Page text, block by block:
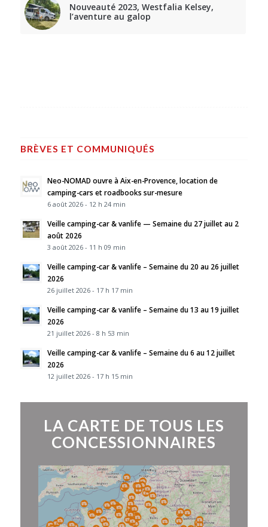
Nouveauté 2023, Westfalia Kelsey,
l’aventure au galop
BRÈVES ET COMMUNIQUÉS
Neo-NOMAD ouvre à Aix-en-Provence, location de
camping-cars et roadbooks sur-mesure
6 août 2026 - 12 h 24 min
Veille camping-car & vanlife — Semaine du 27 juillet au 2
août 2026
3 août 2026 - 11 h 09 min
Veille camping-car & vanlife – Semaine du 20 au 26 juillet
2026
26 juillet 2026 - 17 h 17 min
Veille camping-car & vanlife – Semaine du 13 au 19 juillet
2026
21 juillet 2026 - 8 h 53 min
Veille camping-car & vanlife – Semaine du 6 au 12 juillet
2026
12 juillet 2026 - 17 h 15 min
LA CARTE DE TOUS LES
CONCESSIONNAIRES